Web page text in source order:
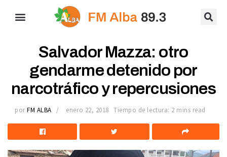
Salvador Mazza: otro
gendarme detenido por
narcotráfico y repercusiones
por FM ALBA enero 22, 2018 Tiempo de lectura: 2 mins read